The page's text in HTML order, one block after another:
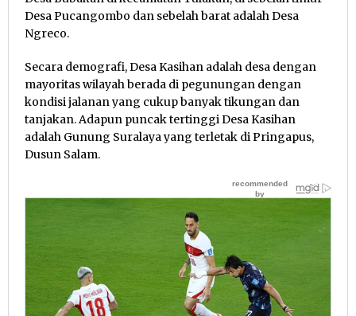
Desa Pucangombo dan sebelah barat adalah Desa
Ngreco.
Secara demografi, Desa Kasihan adalah desa dengan
mayoritas wilayah berada di pegunungan dengan
kondisi jalanan yang cukup banyak tikungan dan
tanjakan. Adapun puncak tertinggi Desa Kasihan
adalah Gunung Suralaya yang terletak di Pringapus,
Dusun Salam.